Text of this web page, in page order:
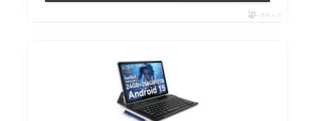
ポチップ